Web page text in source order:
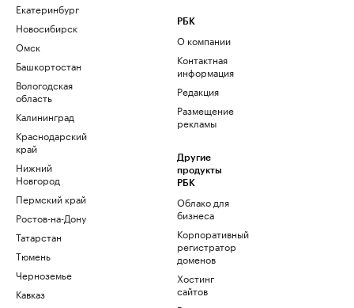
Екатеринбург
Новосибирск
Омск
Башкортостан
Вологодская
область
Калининград
Краснодарский
край
Нижний
Новгород
Пермский край
Ростов-на-Дону
Татарстан
Тюмень
Черноземье
Кавказ
РБК
О компании
Контактная
информация
Редакция
Размещение
рекламы
Другие
продукты
РБК
Облако для
бизнеса
Корпоративный
регистратор
доменов
Хостинг
сайтов